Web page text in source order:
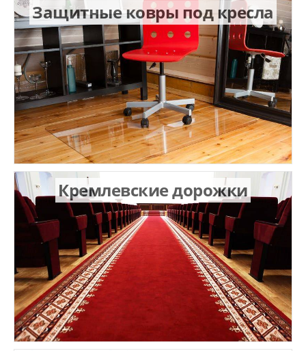
Защитные ковры под кресла
Кремлевские дорожки